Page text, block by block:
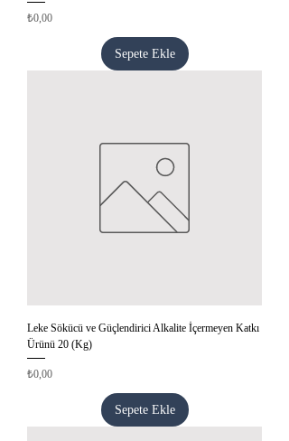
Fiyat
₺0,00
Sepete Ekle
Leke Sökücü ve Güçlendirici Alkalite İçermeyen Katkı
Ürünü 20 (Kg)
Fiyat
₺0,00
Sepete Ekle